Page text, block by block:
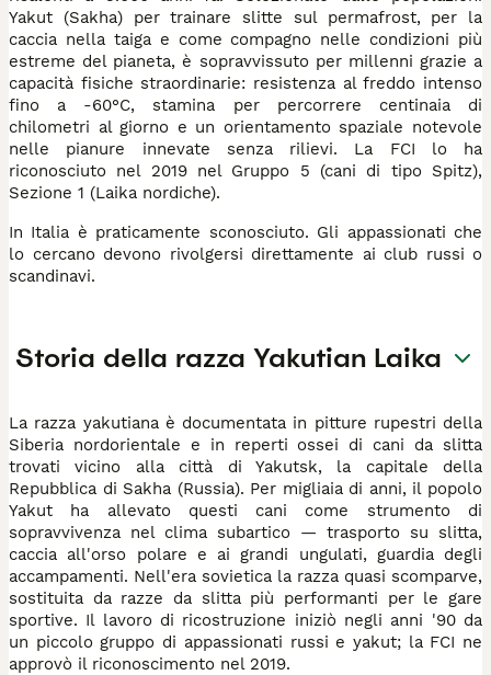
Yakut (Sakha) per trainare slitte sul permafrost, per la
caccia nella taiga e come compagno nelle condizioni più
estreme del pianeta, è sopravvissuto per millenni grazie a
capacità fisiche straordinarie: resistenza al freddo intenso
fino a -60°C, stamina per percorrere centinaia di
chilometri al giorno e un orientamento spaziale notevole
nelle pianure innevate senza rilievi. La FCI lo ha
riconosciuto nel 2019 nel Gruppo 5 (cani di tipo Spitz),
Sezione 1 (Laika nordiche).
In Italia è praticamente sconosciuto. Gli appassionati che
lo cercano devono rivolgersi direttamente ai club russi o
scandinavi.
Storia della razza Yakutian Laika
La razza yakutiana è documentata in pitture rupestri della
Siberia nordorientale e in reperti ossei di cani da slitta
trovati vicino alla città di Yakutsk, la capitale della
Repubblica di Sakha (Russia). Per migliaia di anni, il popolo
Yakut ha allevato questi cani come strumento di
sopravvivenza nel clima subartico — trasporto su slitta,
caccia all'orso polare e ai grandi ungulati, guardia degli
accampamenti. Nell'era sovietica la razza quasi scomparve,
sostituita da razze da slitta più performanti per le gare
sportive. Il lavoro di ricostruzione iniziò negli anni '90 da
un piccolo gruppo di appassionati russi e yakut; la FCI ne
approvò il riconoscimento nel 2019.